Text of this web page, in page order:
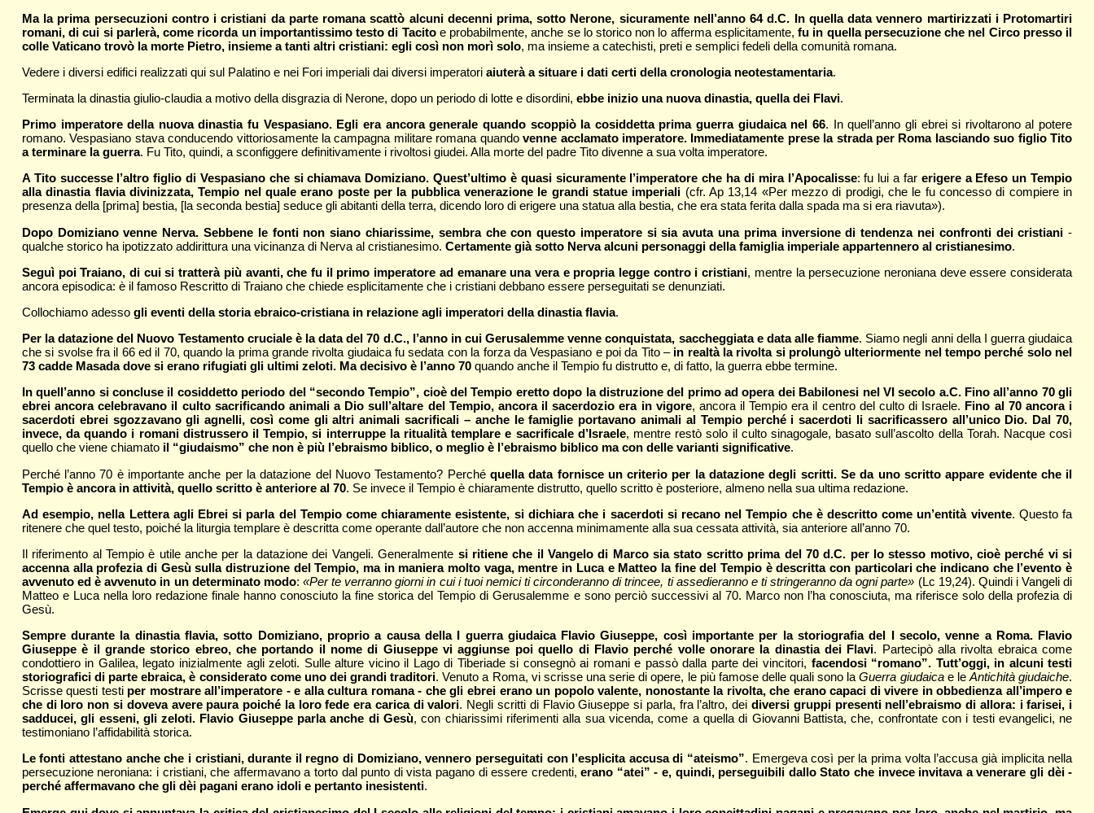
Ma la prima persecuzioni contro i cristiani da parte romana scattò alcuni decenni prima, sotto Nerone, sicuramente nell’anno 64 d.C. In quella data vennero martirizzati i Protomartiri
romani, di cui si parlerà, come ricorda un importantissimo testo di Tacitoe probabilmente, anche se lo storico non lo afferma esplicitamente,fu in quella persecuzione che nel Circo presso il
colle Vaticano trovò la morte Pietro, insieme a tanti altri cristiani: egli così non morì solo, ma insieme a catechisti, preti e semplici fedeli della comunità romana.
Vedere i diversi edifici realizzati qui sul Palatino e nei Fori imperiali dai diversi imperatori aiuterà a situare i dati certi della cronologia neotestamentaria.
Terminata la dinastia giulio-claudia a motivo della disgrazia di Nerone, dopo un periodo di lotte e disordini, ebbe inizio una nuova dinastia, quella dei Flavi.
Primo imperatore della nuova dinastia fu Vespasiano. Egli era ancora generale quando scoppiò la cosiddetta prima guerra giudaica nel 66. In quell’anno gli ebrei si rivoltarono al potere
romano. Vespasiano stava conducendo vittoriosamente la campagna militare romana quandovenne acclamato imperatore. Immediatamente prese la strada per Roma lasciando suo figlio Tito
a terminare la guerra. Fu Tito, quindi, a sconfiggere definitivamente i rivoltosi giudei. Alla morte del padre Tito divenne a sua volta imperatore.
A Tito successe l’altro figlio di Vespasiano che si chiamava Domiziano. Quest’ultimo è quasi sicuramente l’imperatore che ha di mira l’Apocalisse: fu lui a far erigere a Efeso un Tempio
alla dinastia flavia divinizzata, Tempio nel quale erano poste per la pubblica venerazione le grandi statue imperiali (cfr. Ap 13,14 «Per mezzo di prodigi, che le fu concesso di compiere in
presenza della [prima] bestia, [la seconda bestia] seduce gli abitanti della terra, dicendo loro di erigere una statua alla bestia, che era stata ferita dalla spada ma si era riavuta»).
Dopo Domiziano venne Nerva. Sebbene le fonti non siano chiarissime, sembra che con questo imperatore si sia avuta una prima inversione di tendenza nei confronti dei cristiani -
qualche storico ha ipotizzato addirittura una vicinanza di Nerva al cristianesimo. Certamente già sotto Nerva alcuni personaggi della famiglia imperiale appartennero al cristianesimo.
Seguì poi Traiano, di cui si tratterà più avanti, che fu il primo imperatore ad emanare una vera e propria legge contro i cristiani, mentre la persecuzione neroniana deve essere considerata
ancora episodica: è il famoso Rescritto di Traiano che chiede esplicitamente che i cristiani debbano essere perseguitati se denunziati.
Collochiamo adesso gli eventi della storia ebraico-cristiana in relazione agli imperatori della dinastia flavia.
Per la datazione del Nuovo Testamento cruciale è la data del 70 d.C., l’anno in cui Gerusalemme venne conquistata, saccheggiata e data alle fiamme. Siamo negli anni della I guerra giudaica
che si svolse fra il 66 ed il 70, quando la prima grande rivolta giudaica fu sedata con la forza da Vespasiano e poi da Tito – in realtà la rivolta si prolungò ulteriormente nel tempo perché solo nel
73 cadde Masada dove si erano rifugiati gli ultimi zeloti. Ma decisivo è l’anno 70quando anche il Tempio fu distrutto e, di fatto, la guerra ebbe termine.
In quell’anno si concluse il cosiddetto periodo del “secondo Tempio”, cioè del Tempio eretto dopo la distruzione del primo ad opera dei Babilonesi nel VI secolo a.C. Fino all’anno 70 gli
ebrei ancora celebravano il culto sacrificando animali a Dio sull’altare del Tempio, ancora il sacerdozio era in vigore, ancora il Tempio era il centro del culto di Israele. Fino al 70 ancora i
sacerdoti ebrei sgozzavano gli agnelli, così come gli altri animali sacrificali – anche le famiglie portavano animali al Tempio perché i sacerdoti li sacrificassero all’unico Dio. Dal 70,
invece, da quando i romani distrussero il Tempio, si interruppe la ritualità templare e sacrificale d’Israele, mentre restò solo il culto sinagogale, basato sull’ascolto della Torah. Nacque così
quello che viene chiamato il “giudaismo” che non è più l’ebraismo biblico, o meglio è l’ebraismo biblico ma con delle varianti significative.
Perché l’anno 70 è importante anche per la datazione del Nuovo Testamento? Perché quella data fornisce un criterio per la datazione degli scritti. Se da uno scritto appare evidente che il
Tempio è ancora in attività, quello scritto è anteriore al 70. Se invece il Tempio è chiaramente distrutto, quello scritto è posteriore, almeno nella sua ultima redazione.
Ad esempio, nella Lettera agli Ebrei si parla del Tempio come chiaramente esistente, si dichiara che i sacerdoti si recano nel Tempio che è descritto come un’entità vivente. Questo fa
ritenere che quel testo, poiché la liturgia templare è descritta come operante dall’autore che non accenna minimamente alla sua cessata attività, sia anteriore all’anno 70.
Il riferimento al Tempio è utile anche per la datazione dei Vangeli. Generalmente si ritiene che il Vangelo di Marco sia stato scritto prima del 70 d.C. per lo stesso motivo, cioè perché vi si
accenna alla profezia di Gesù sulla distruzione del Tempio, ma in maniera molto vaga, mentre in Luca e Matteo la fine del Tempio è descritta con particolari che indicano che l’evento è
avvenuto ed è avvenuto in un determinato modo: «Per te verranno giorni in cui i tuoi nemici ti circonderanno di trincee, ti assedieranno e ti stringeranno da ogni parte» (Lc 19,24). Quindi i Vangeli di
Matteo e Luca nella loro redazione finale hanno conosciuto la fine storica del Tempio di Gerusalemme e sono perciò successivi al 70. Marco non l’ha conosciuta, ma riferisce solo della profezia di
Gesù.
Sempre durante la dinastia flavia, sotto Domiziano, proprio a causa della I guerra giudaica Flavio Giuseppe, così importante per la storiografia del I secolo, venne a Roma. Flavio
Giuseppe è il grande storico ebreo, che portando il nome di Giuseppe vi aggiunse poi quello di Flavio perché volle onorare la dinastia dei Flavi. Partecipò alla rivolta ebraica come
condottiero in Galilea, legato inizialmente agli zeloti. Sulle alture vicino il Lago di Tiberiade si consegnò ai romani e passò dalla parte dei vincitori, facendosi “romano”. Tutt’oggi, in alcuni testi
storiografici di parte ebraica, è considerato come uno dei grandi traditori. Venuto a Roma, vi scrisse una serie di opere, le più famose delle quali sono laGuerra giudaicae leAntichità giudaiche.
Scrisse questi testi per mostrare all’imperatore - e alla cultura romana - che gli ebrei erano un popolo valente, nonostante la rivolta, che erano capaci di vivere in obbedienza all’impero e
che di loro non si doveva avere paura poiché la loro fede era carica di valori. Negli scritti di Flavio Giuseppe si parla, fra l’altro, dei diversi gruppi presenti nell’ebraismo di allora: i farisei, i
sadducei, gli esseni, gli zeloti. Flavio Giuseppe parla anche di Gesù, con chiarissimi riferimenti alla sua vicenda, come a quella di Giovanni Battista, che, confrontate con i testi evangelici, ne
testimoniano l’affidabilità storica.
Le fonti attestano anche che i cristiani, durante il regno di Domiziano, vennero perseguitati con l’esplicita accusa di “ateismo”. Emergeva così per la prima volta l’accusa già implicita nella
persecuzione neroniana: i cristiani, che affermavano a torto dal punto di vista pagano di essere credenti,erano “atei” - e, quindi, perseguibili dallo Stato che invece invitava a venerare gli dèi -
perché affermavano che gli dèi pagani erano idoli e pertanto inesistenti.